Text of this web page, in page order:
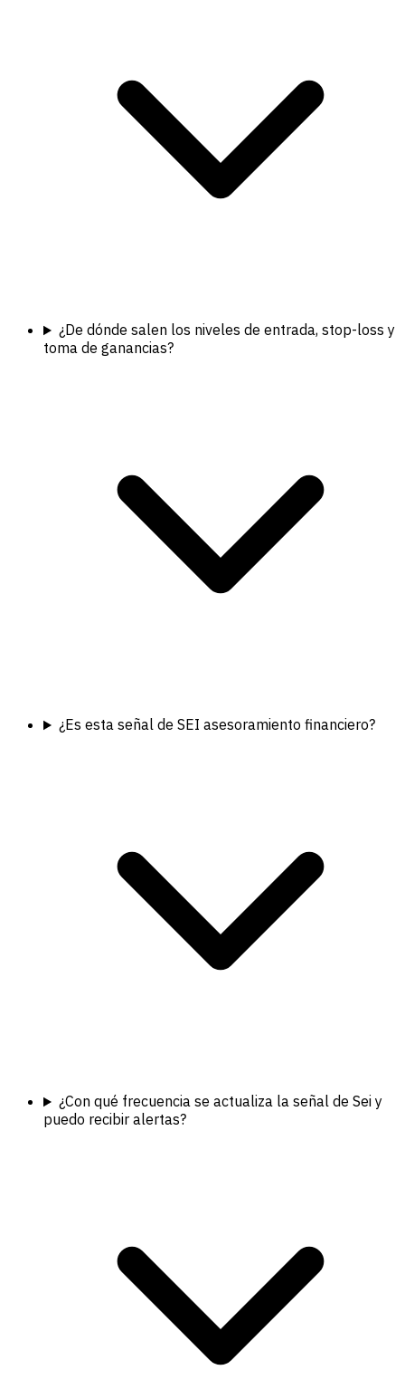
¿De dónde salen los niveles de entrada, stop-loss y
toma de ganancias?
¿Es esta señal de SEI asesoramiento financiero?
¿Con qué frecuencia se actualiza la señal de Sei y
puedo recibir alertas?